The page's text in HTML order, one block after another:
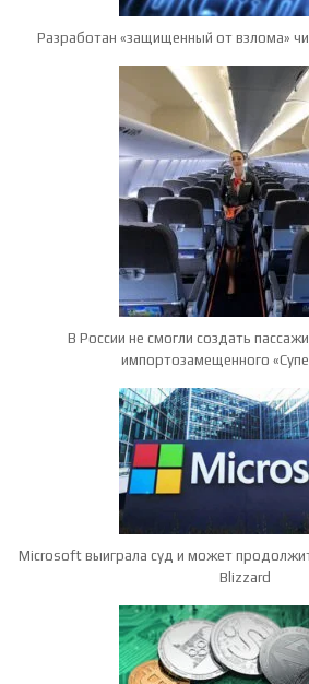
Разработан «защищенный от взлома»
В России не смогли создать
импортозамещенного
Microsoft выиграла суд и может
Blizzard